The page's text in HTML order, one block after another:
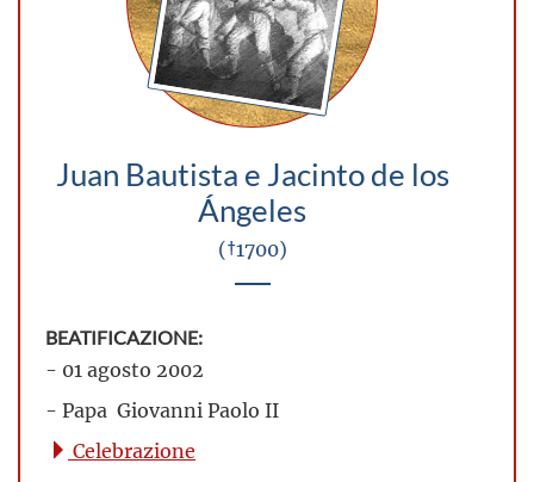
Juan Bautista e Jacinto de los
Ángeles
(†1700)
BEATIFICAZIONE:
- 01 agosto 2002
- Papa Giovanni Paolo II
Celebrazione